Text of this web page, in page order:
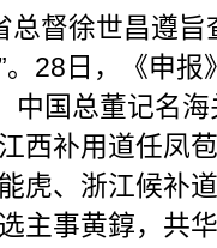
徐世昌遵旨
。28日，《申
中国总董记名
西补用道任凤
虎、浙江候补
主事黄錞，共